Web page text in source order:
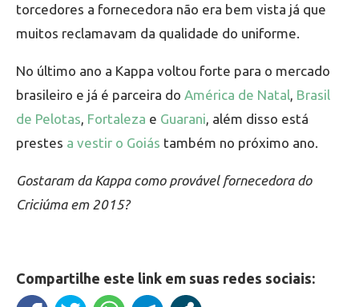
torcedores a fornecedora não era bem vista já que
muitos reclamavam da qualidade do uniforme.
No último ano a Kappa voltou forte para o mercado
brasileiro e já é parceira do América de Natal Brasil
de Pelotas Fortaleza e Guarani , além disso está
prestes a vestir o Goiás também no próximo ano.
Gostaram da Kappa como provável fornecedora do
Criciúma em 2015?
Compartilhe este link em suas redes sociais: